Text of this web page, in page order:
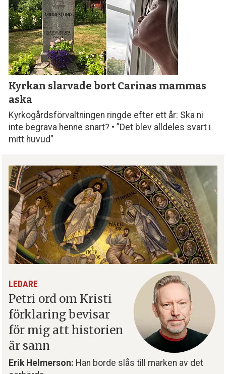
Kyrkan slarvade bort Carinas mammas
aska
Kyrkogårdsförvaltningen ringde efter ett år: Ska ni
inte begrava henne snart? • ”Det blev alldeles svart i
mitt huvud”
LEDARE
Petri ord om Kristi
förklaring bevisar
för mig att historien
är sann
Erik Helmerson: Han borde slås till marken av det